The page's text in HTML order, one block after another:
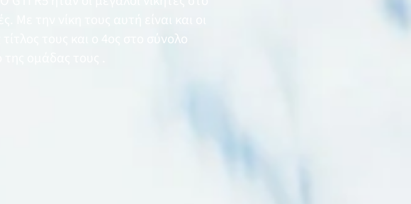
Με την νίκη τους αυτή είναι και οι
τους και ο 4ος στο σύνολο